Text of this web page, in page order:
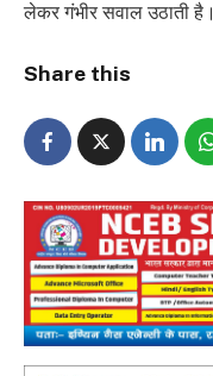
लेकर गंभीर सवाल उठाती है।
Share this